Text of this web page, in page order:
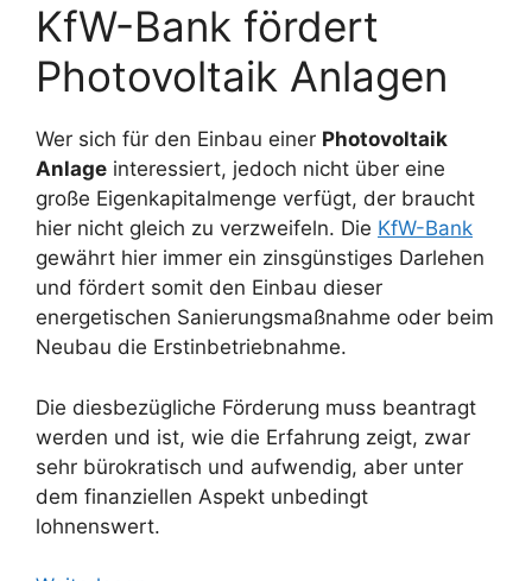
KfW-Bank fördert
Photovoltaik Anlagen
Wer sich für den Einbau einer Photovoltaik
Anlage interessiert, jedoch nicht über eine
große Eigenkapitalmenge verfügt, der braucht
hier nicht gleich zu verzweifeln. Die KfW-Bank
gewährt hier immer ein zinsgünstiges Darlehen
und fördert somit den Einbau dieser
energetischen Sanierungsmaßnahme oder beim
Neubau die Erstinbetriebnahme.
Die diesbezügliche Förderung muss beantragt
werden und ist, wie die Erfahrung zeigt, zwar
sehr bürokratisch und aufwendig, aber unter
dem finanziellen Aspekt unbedingt
lohnenswert.